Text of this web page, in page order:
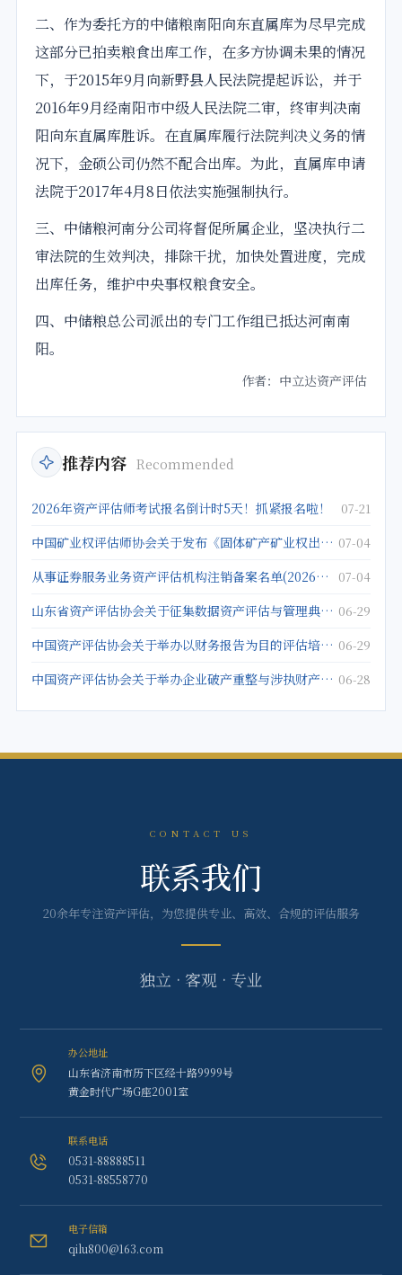
二、作为委托方的中储粮南阳向东直属库为尽早完成
这部分已拍卖粮食出库工作，在多方协调未果的情况
下，于2015年9月向新野县人民法院提起诉讼，并于
2016年9月经南阳市中级人民法院二审，终审判决南
阳向东直属库胜诉。在直属库履行法院判决义务的情
况下，金硕公司仍然不配合出库。为此，直属库申请
法院于2017年4月8日依法实施强制执行。
三、中储粮河南分公司将督促所属企业，坚决执行二
审法院的生效判决，排除干扰，加快处置进度，完成
出库任务，维护中央事权粮食安全。
四、中储粮总公司派出的专门工作组已抵达河南南
阳。
作者：中立达资产评估
推荐内容 Recommended
2026年资产评估师考试报名倒计时5天！抓紧报名啦！ 07-21
中国矿业权评估师协会关于发布《固体矿产矿业权出让底价评估应用指南》的公告 07-04
从事证券服务业务资产评估机构注销备案名单(2026年5月25日) 07-04
山东省资产评估协会关于征集数据资产评估与管理典型案例的通知 06-29
中国资产评估协会关于举办以财务报告为目的评估培训班的通知 06-29
中国资产评估协会关于举办企业破产重整与涉执财产评估培训班的通知 06-28
CONTACT US
联系我们
20余年专注资产评估，为您提供专业、高效、合规的评估服务
独立 · 客观 · 专业
办公地址
山东省济南市历下区经十路9999号
黄金时代广场G座2001室
联系电话
0531-88888511
0531-88558770
电子信箱
qilu800@163.com